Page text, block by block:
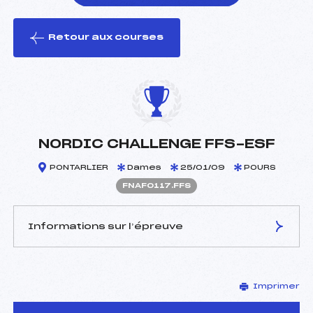
le ski
Retour aux courses
NORDIC CHALLENGE FFS-ESF
PONTARLIER Dames 25/01/09 POURS
FNAF0117.FFS
Informations sur l’épreuve
SALVI PIERRE (MJ)
D.T Adjoint :
–
Imprimer